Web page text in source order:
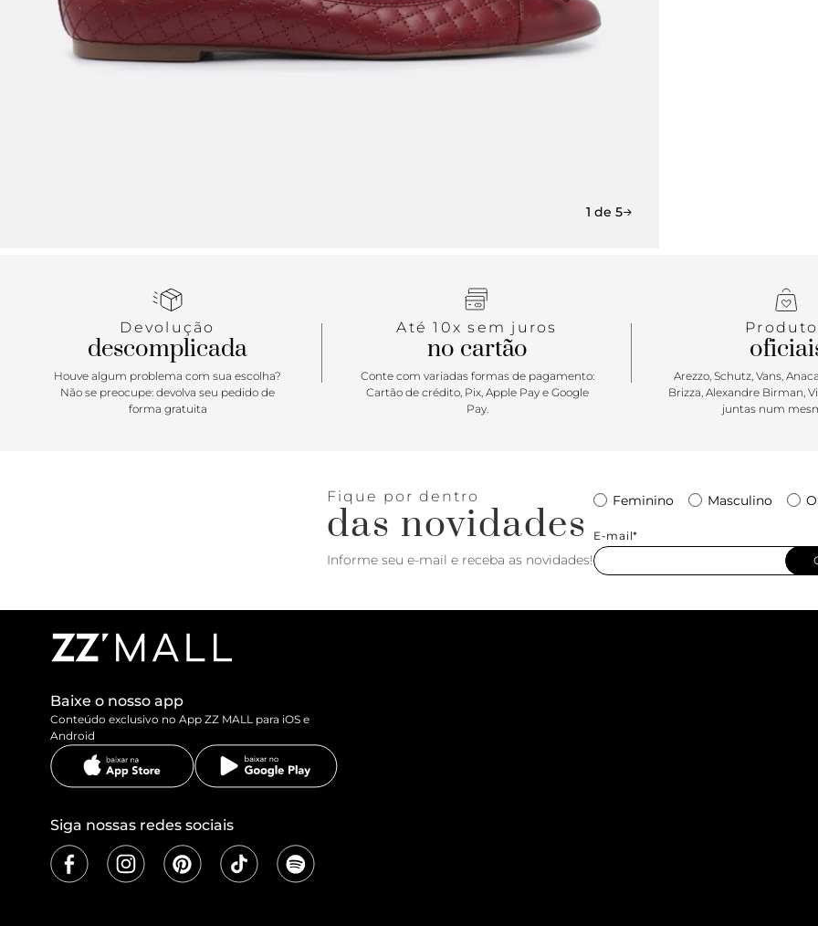
1 de 5
Devolução
descomplicada
Houve algum problema com sua escolha?
Não se preocupe: devolva seu pedido de
forma gratuita
Até 10x sem juros
no cartão
Conte com variadas formas de pagamento:
Cartão de crédito, Pix, Apple Pay e Google
Pay.
Arezzo, Schutz, Vans,
Brizza, Alexandre Birman,
juntas num
Fique por dentro
das novidades
Informe seu e-mail e receba as novidades!
Feminino Masculino
E-mail*
Baixe o nosso app
Conteúdo exclusivo no App ZZ MALL para iOS e
Android
Siga nossas redes sociais